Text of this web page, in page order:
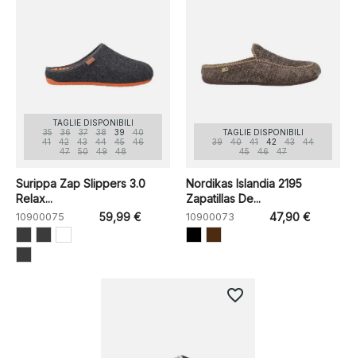
TAGLIE DISPONIBILI
35
36 37 38 39
40
41
42 43 44 45
46
47
50 49 48
Surippa Zap Slippers 3.0
Relax...
10900075 59,99 €
TAGLIE DISPONIBILI
39
40 41 42 43
44
45
46 47
Nordikas Islandia 2195
Zapatillas De...
10900073 47,90 €
favorite_border